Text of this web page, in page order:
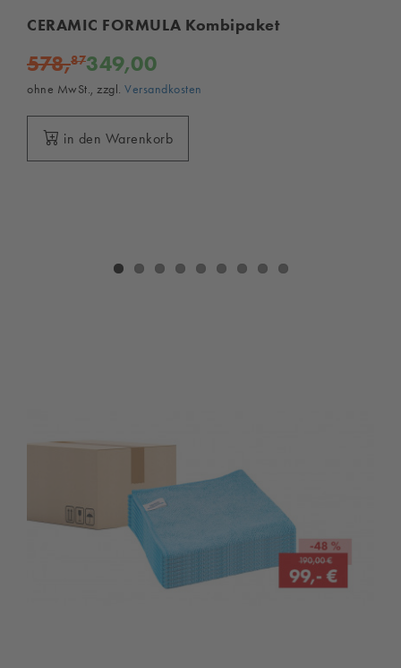
CERAMIC FORMULA Kombipaket
578,87349,00
ohne MwSt., zzgl. Versandkosten
in den Warenkorb